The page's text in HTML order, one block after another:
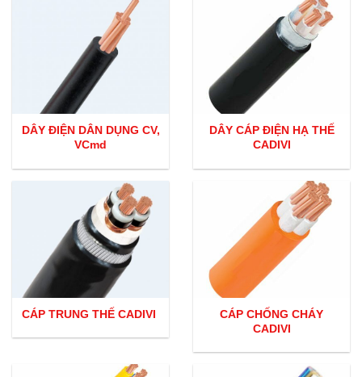
DÂY ĐIỆN DÂN DỤNG CV,
VCmd
DÂY CÁP ĐIỆN HẠ THẾ
CADIVI
CÁP TRUNG THẾ CADIVI
CÁP CHỐNG CHÁY
CADIVI